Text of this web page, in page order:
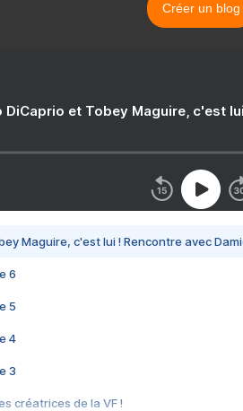
Créer un blog
DiCaprio et Tobey Maguire, c'est
Maguire, c'est lui ! Rencontre avec
6
5
4
3
créatrices de la VF !